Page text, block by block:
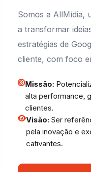
Somos a AllMídia,
a transformar
estratégias de
cliente, com foco
Missão:
alta performance,
clientes.
Visão: Ser
pela inovação e
cativantes.